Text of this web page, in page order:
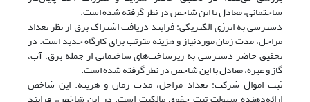
ساختمانی، معادل با این شاخص در نظر گرفته شده است.
دسترسی به انرژی الکتریکی: فرایند دریافت اشتراک برق از نظر تعداد
مراحل، مدت زمان موردنیاز و هزینه مترتب برای کارگاه جدید است. در
تحقیق حاضر دسترسی به زیرساخت‌های ساختمانی از جمله برق، آب،
گاز و غیره، معادل با این شاخص در نظر گرفته شده است.
ثبت اموال شرکت: تعداد مراحل، مدت زمان و هزینه. این شاخص